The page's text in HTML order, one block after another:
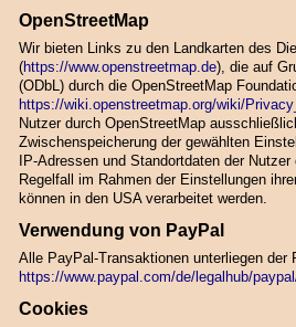
OpenStreetMap
Wir bieten Links zu den Landkarten des
(https://www.openstreetmap.de), die auf
(ODbL) durch die OpenStreetMap
https://wiki.openstreetmap.org/wiki/
Nutzer durch OpenStreetMap
Zwischenspeicherung der gewählten
IP-Adressen und Standortdaten der
Regelfall im Rahmen der Einstellungen
können in den USA verarbeitet werden.
Verwendung von PayPal
Alle PayPal-Transaktionen unterliegen
https://www.paypal.com/de/legalhub/
Cookies